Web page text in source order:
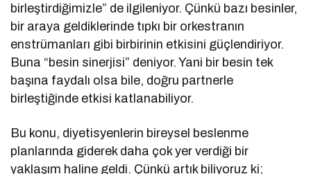
birleştirdiğimizle” de ilgileniyor. Çünkü bazı besinler,
bir araya geldiklerinde tıpkı bir orkestranın
enstrümanları gibi birbirinin etkisini güçlendiriyor.
Buna “besin sinerjisi” deniyor. Yani bir besin tek
başına faydalı olsa bile, doğru partnerle
birleştiğinde etkisi katlanabiliyor.
Bu konu, diyetisyenlerin bireysel beslenme
planlarında giderek daha çok yer verdiği bir
yaklaşım haline geldi. Çünkü artık biliyoruz ki;